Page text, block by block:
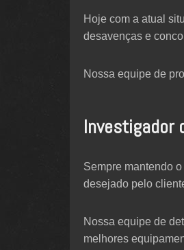
Hoje com a atual
desavenças e
Nossa equipe de
Investigador
Sempre mantendo
desejado pelo
Nossa equipe de
melhores